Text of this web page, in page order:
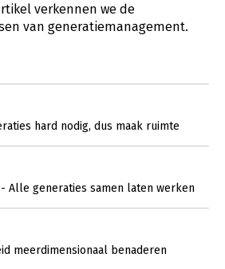
verkennen we de
van generatiemanagement.
hard nodig, dus maak ruimte
Alle generaties samen laten werken
meerdimensionaal benaderen